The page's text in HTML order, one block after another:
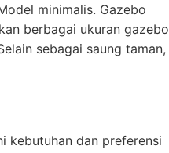
minimalis. Gazebo
berbagai ukuran gazebo
sebagai saung taman,
kebutuhan dan preferensi